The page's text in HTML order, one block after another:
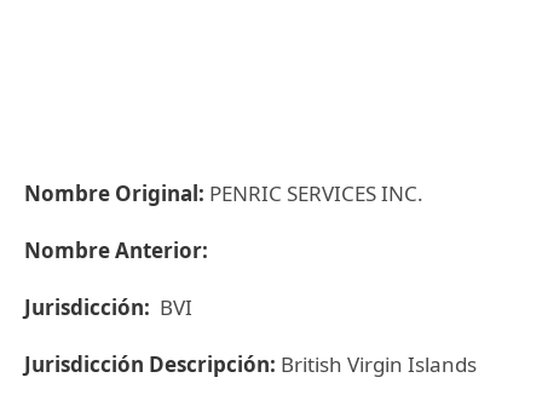
Nombre Original: PENRIC SERVICES INC.
Nombre Anterior:
Jurisdicción: BVI
Jurisdicción Descripción: British Virgin Islands